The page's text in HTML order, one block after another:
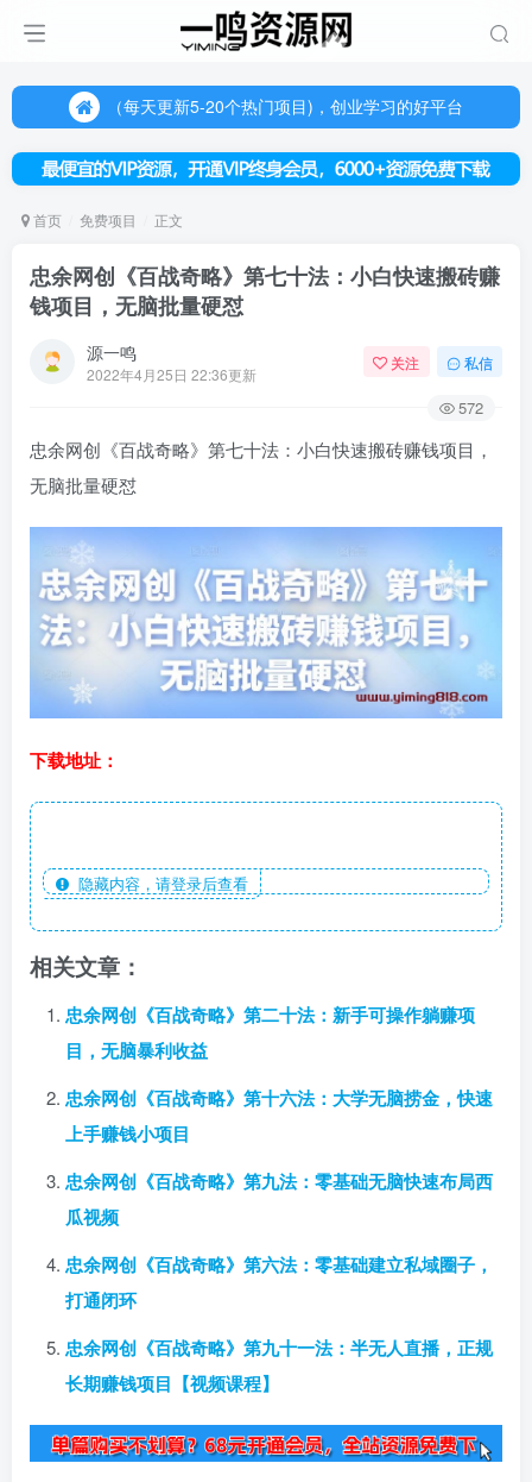
（每天更新5-20个热门项目)，创业学习的好平台
（每天更新5-20个热门项目)，创业学习的好平台
欢迎访问一鸣资源网，本站汇集数千网创课程和项目
首页 免费项目 正文
忠余网创《百战奇略》第七十法：小白快速搬砖赚
钱项目，无脑批量硬怼
源一鸣
2022年4月25日 22:36更新
关注 私信
572
忠余网创《百战奇略》第七十法：小白快速搬砖赚钱项目，
无脑批量硬怼
下载地址：
隐藏内容，请登录后查看
相关文章：
忠余网创《百战奇略》第二十法：新手可操作躺赚项
目，无脑暴利收益
忠余网创《百战奇略》第十六法：大学无脑捞金，快速
上手赚钱小项目
忠余网创《百战奇略》第九法：零基础无脑快速布局西
瓜视频
忠余网创《百战奇略》第六法：零基础建立私域圈子，
打通闭环
忠余网创《百战奇略》第九十一法：半无人直播，正规
长期赚钱项目【视频课程】